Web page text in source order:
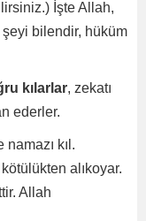
İşte Allah,
bilendir, hüküm
kılarlar, zekatı
ederler.
kıl.
alıkoyar.
Allah